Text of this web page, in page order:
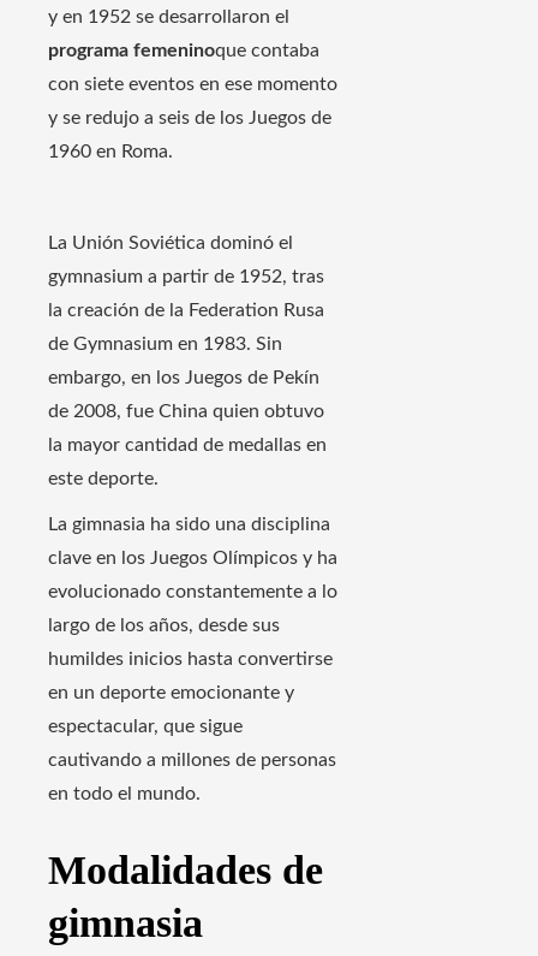
y en 1952 se desarrollaron el
programa femeninoque contaba
con siete eventos en ese momento
y se redujo a seis de los Juegos de
1960 en Roma.
La Unión Soviética dominó el
gymnasium a partir de 1952, tras
la creación de la Federation Rusa
de Gymnasium en 1983. Sin
embargo, en los Juegos de Pekín
de 2008, fue China quien obtuvo
la mayor cantidad de medallas en
este deporte.
La gimnasia ha sido una disciplina
clave en los Juegos Olímpicos y ha
evolucionado constantemente a lo
largo de los años, desde sus
humildes inicios hasta convertirse
en un deporte emocionante y
espectacular, que sigue
cautivando a millones de personas
en todo el mundo.
Modalidades de
gimnasia